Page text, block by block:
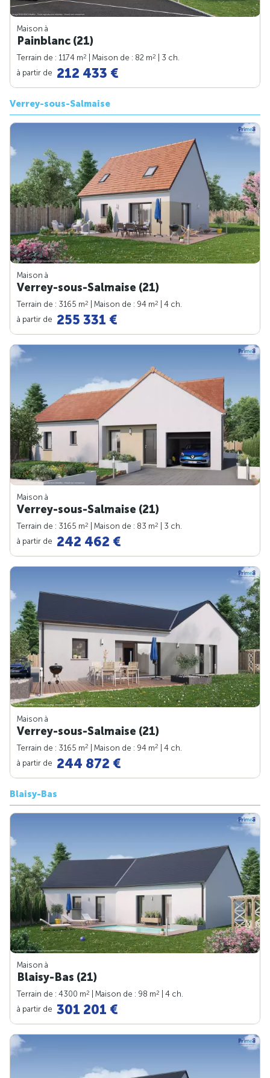
Maison à
Painblanc (21)
Terrain de : 1174 m2 | Maison de : 82 m2
| 3 ch.
à partir de 212 433 €
Verrey-sous-Salmaise
Maison à
Verrey-sous-Salmaise (21)
Terrain de : 3165 m2 | Maison de : 94 m2
| 4 ch.
à partir de 255 331 €
Maison à
Verrey-sous-Salmaise (21)
Terrain de : 3165 m2 | Maison de : 83 m2
| 3 ch.
à partir de 242 462 €
Maison à
Verrey-sous-Salmaise (21)
Terrain de : 3165 m2 | Maison de : 94 m2
| 4 ch.
à partir de 244 872 €
Blaisy-Bas
Maison à
Blaisy-Bas (21)
Terrain de : 4300 m2 | Maison de : 98 m2
| 4 ch.
à partir de 301 201 €